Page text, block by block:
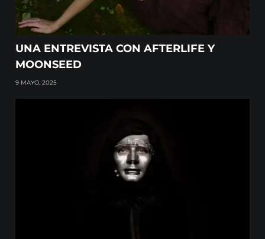
UNA ENTREVISTA CON AFTERLIFE Y
MOONSEED
9 MAYO, 2025